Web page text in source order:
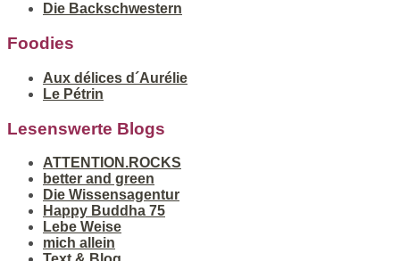
Die Backschwestern
Foodies
Aux délices d´Aurélie
Le Pétrin
Lesenswerte Blogs
ATTENTION.ROCKS
better and green
Die Wissensagentur
Happy Buddha 75
Lebe Weise
mich allein